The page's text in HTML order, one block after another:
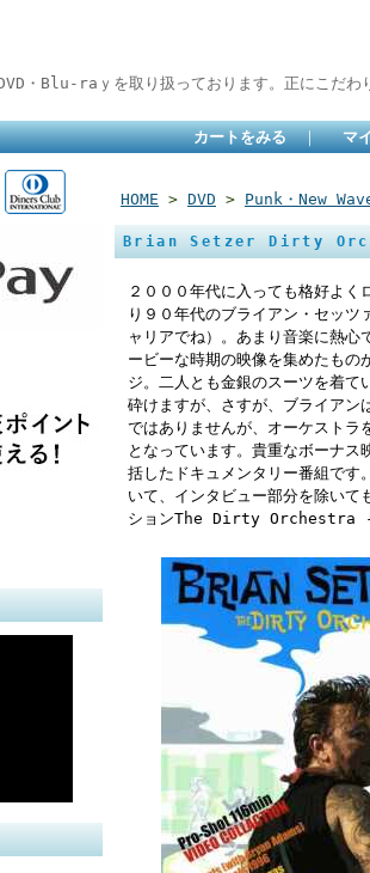
・Blu-raｙを取り扱っております。正にこだわ
カートをみる ｜ マ
HOME > DVD > Punk・New
Brian Setzer Dirty
２０００年代に入っても格好よ
り９０年代のブライアン・セッツ
ャリアでね）。あまり音楽に熱心
ービーな時期の映像を集めたもの
ジ。二人とも金銀のスーツを着
砕けますが、さすが、ブライアン
ではありませんが、オーケスト
となっています。貴重なボーナ
括したドキュメンタリー番組です
いて、インタビュー部分を除いて
ションThe Dirty Orchestra -